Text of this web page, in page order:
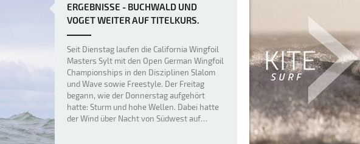
ERGEBNISSE - BUCHWALD UND
VOGET WEITER AUF TITELKURS.
Seit Dienstag laufen die California Wingfoil
Masters Sylt mit den Open German Wingfoil
Championships in den Disziplinen Slalom
und Wave sowie Freestyle. Der Freitag
begann, wie der Donnerstag aufgehört
hatte: Sturm und hohe Wellen. Dabei hatte
der Wind über Nacht von Südwest auf…